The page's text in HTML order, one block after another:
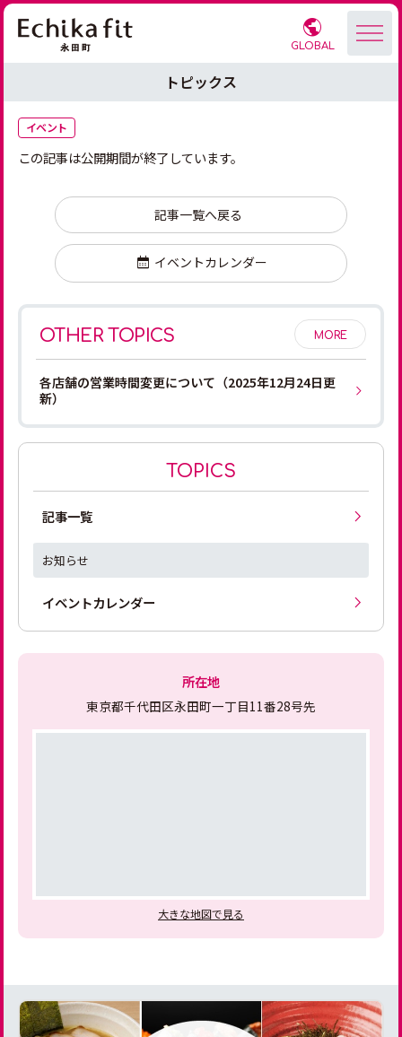
GLOBAL
トピックス
イベント
この記事は公開期間が終了しています。
記事一覧へ戻る
イベントカレンダー
OTHER TOPICS MORE
各店舗の営業時間変更について（2025年12月24日更
新）
TOPICS
記事一覧
お知らせ
イベントカレンダー
所在地
東京都千代田区永田町一丁目11番28号先
大きな地図で見る